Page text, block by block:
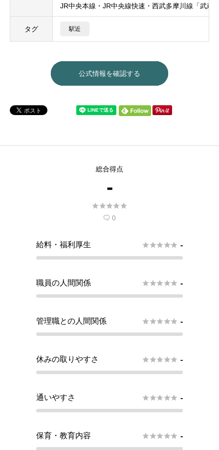
JR中央本線・JR中央線快速・西武多摩川線「武蔵
タグ 駅近
公式情報を確認する
総合得点
-

 0
給料・福利厚生  -
職員の人間関係  -
管理職との人間関係  -
休みの取りやすさ  -
通いやすさ  -
保育・教育内容  -